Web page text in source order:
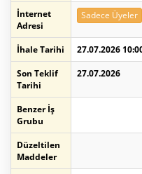
İnternet
Adresi
Sadece Üyeler
İhale Tarihi
27.07.2026
Son Teklif
Tarihi
27.07.2026
Benzer İş
Grubu
Düzeltilen
Maddeler